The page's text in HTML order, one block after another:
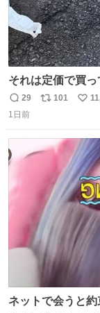
それは定価で買
返
信
29
リ
ト
101
い
数
1日前
ネットで会うと